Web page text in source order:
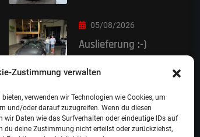
Zustimmung verwalten
verwenden wir Technologien wie Cookies, um
und/oder darauf zuzugreifen. Wenn du diesen
wir Daten wie das Surfverhalten oder eindeutige IDs auf
du deine Zustimmung nicht erteilst oder zurückziehst,
05/08/2026
Auslieferung :-)